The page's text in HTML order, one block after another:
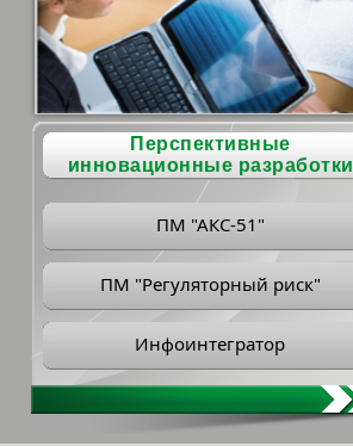
Перспективные
инновационные разработки
ПМ "АКС-51"
ПМ "Регуляторный риск"
Инфоинтегратор